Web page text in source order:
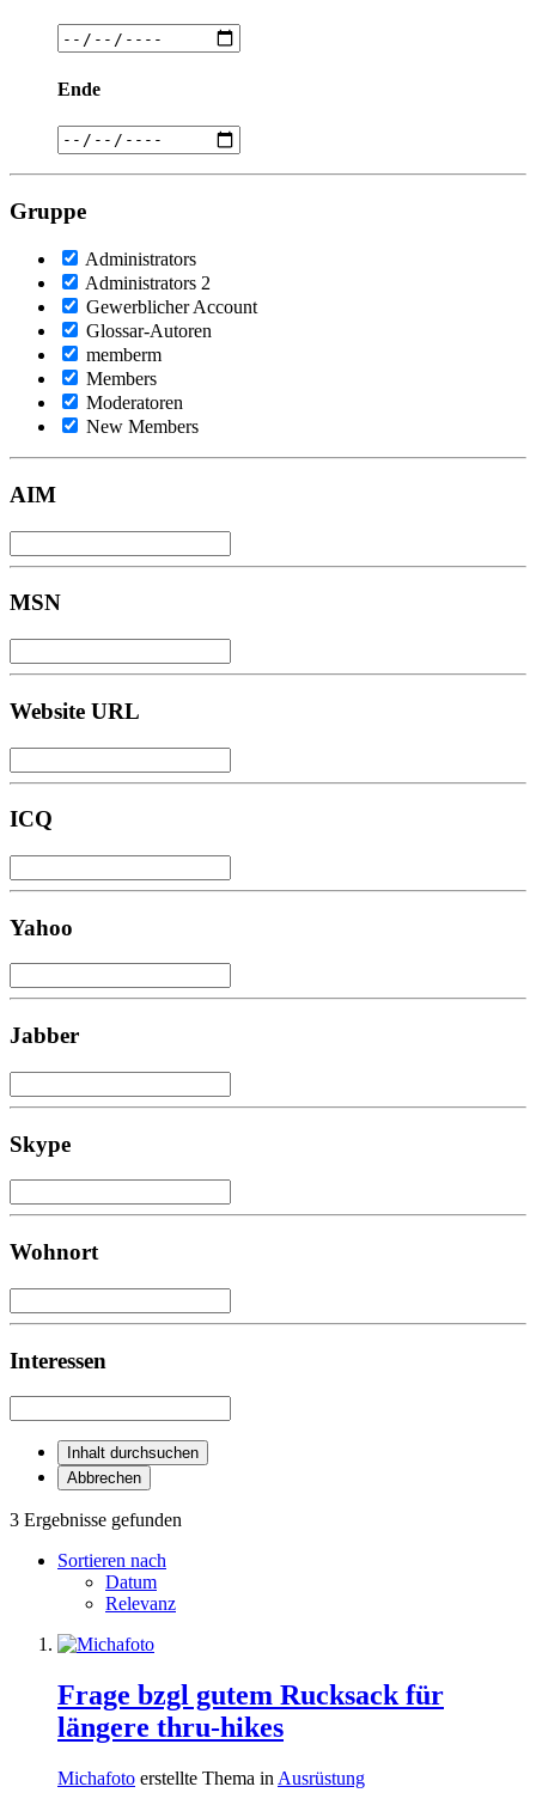
Ende
Gruppe
Administrators
Administrators 2
Gewerblicher Account
Glossar-Autoren
memberm
Members
Moderatoren
New Members
AIM
MSN
Website URL
ICQ
Yahoo
Jabber
Skype
Wohnort
Interessen
Inhalt durchsuchen
Abbrechen
3 Ergebnisse gefunden
Sortieren nach
Datum
Relevanz
Frage bzgl gutem Rucksack für
längere thru-hikes
Michafoto erstellte Thema in Ausrüstung